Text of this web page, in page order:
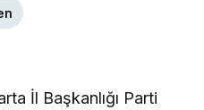
İl Başkanlığı Parti